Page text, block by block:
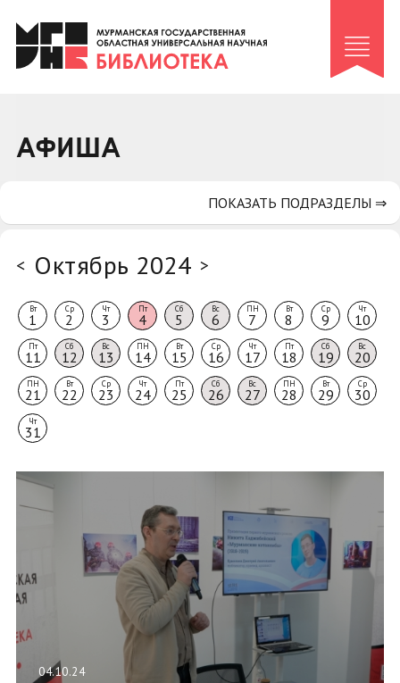
Клуб «Гиря и сельдерей»
Клуб «Семейный архив»
Коллегам
АФИША
< Октябрь 2024 >
Вт
1
Ср
2
Чт
3
Пт
4
Сб
5
Вс
6
ПН
7
Вт
8
Ср
9
Чт
10
Пт
11
Сб
12
Вс
13
ПН
14
Вт
15
Ср
16
Чт
17
Пт
18
Сб
19
Вс
20
ПН
21
Вт
22
Ср
23
Чт
24
Пт
25
Сб
26
Вс
27
ПН
28
Вт
29
Ср
30
Чт
31
04.10.24
ПОКАЗАТЬ ПОДРАЗДЕЛЫ ⇒